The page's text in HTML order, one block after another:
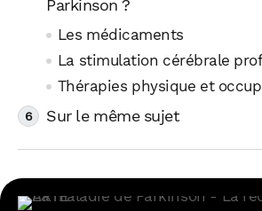
Parkinson ?
Les médicaments
La stimulation cérébrale
Thérapies physique et
Sur le même sujet